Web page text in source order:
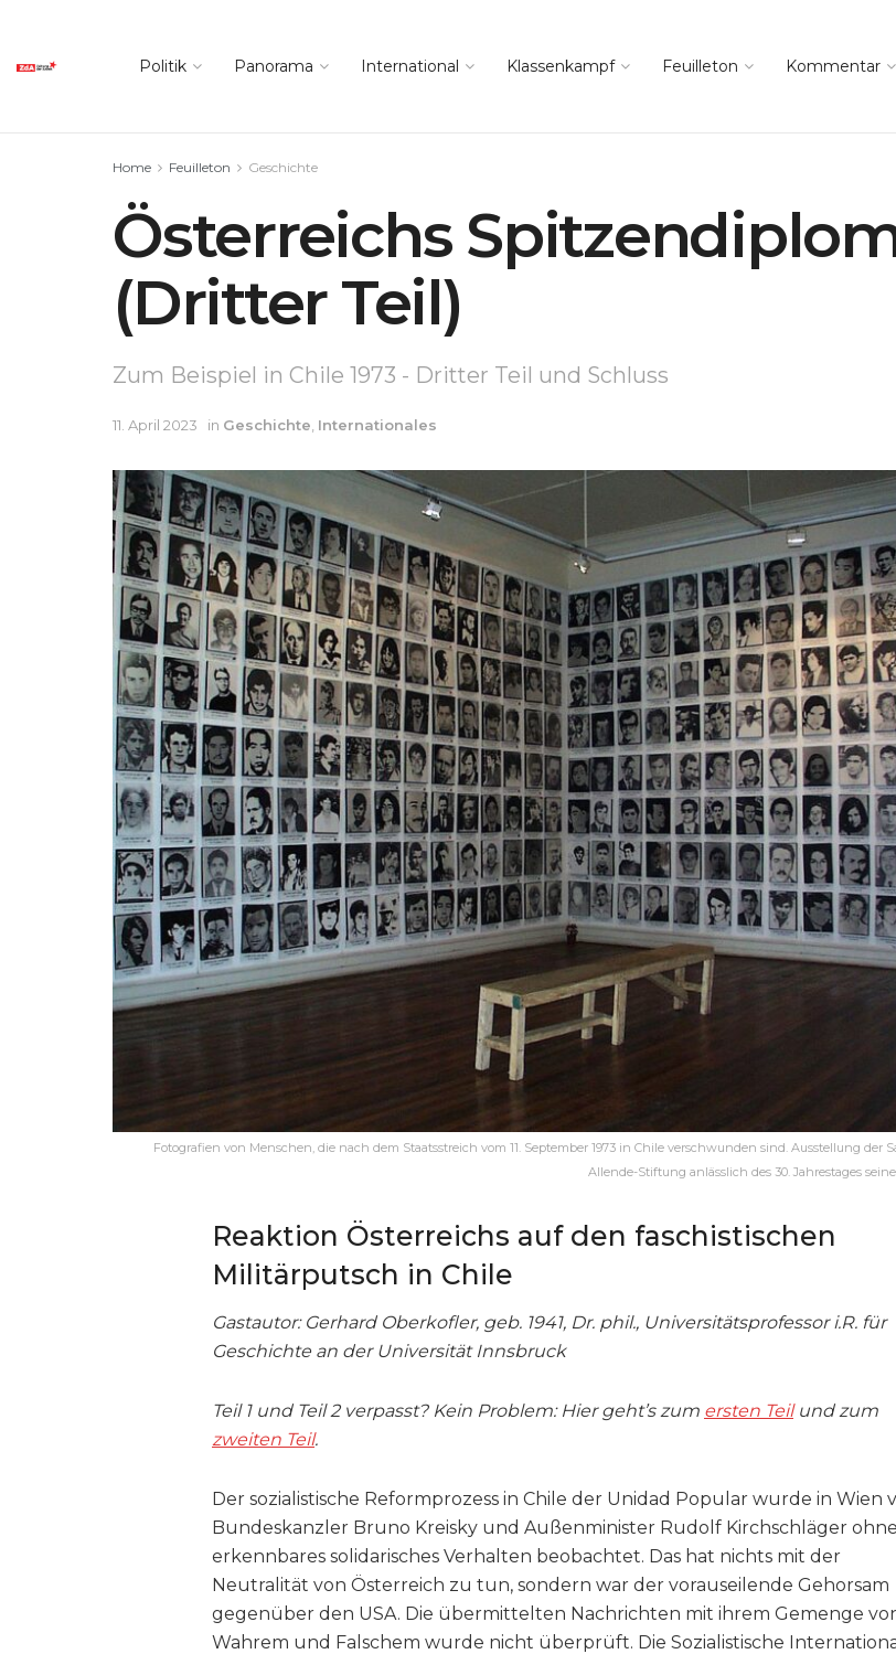
Politik Panorama International Klassenkampf Feuilleton Kommentar
Home Feuilleton Geschichte
Österreichs
(Dritter Teil)
Zum Beispiel in Chile 1973 - Dritter Teil und Schluss
11. April 2023 in Geschichte, Internationales
Fotografien von Menschen, die nach dem Staatsstreich vom 11. September 1973 in Chile verschwunden sind. Ausstellung der
Allende-Stiftung anlässlich des 30. Jahrestages
Reaktion Österreichs auf den faschistischen
Militärputsch in Chile
Gastautor: Gerhard Oberkofler, geb. 1941, Dr. phil., Universitätsprofessor i.R. für
Geschichte an der Universität Innsbruck
Teil 1 und Teil 2 verpasst? Kein Problem: Hier geht’s zum ersten Teilund zum
zweiten Teil.
Der sozialistische Reformprozess in Chile der Unidad Popular wurde in Wien
Bundeskanzler Bruno Kreisky und Außenminister Rudolf Kirchschläger ohne
erkennbares solidarisches Verhalten beobachtet. Das hat nichts mit der
Neutralität von Österreich zu tun, sondern war der vorauseilende Gehorsam
gegenüber den USA. Die übermittelten Nachrichten mit ihrem Gemenge
Wahrem und Falschem wurde nicht überprüft. Die Sozialistische